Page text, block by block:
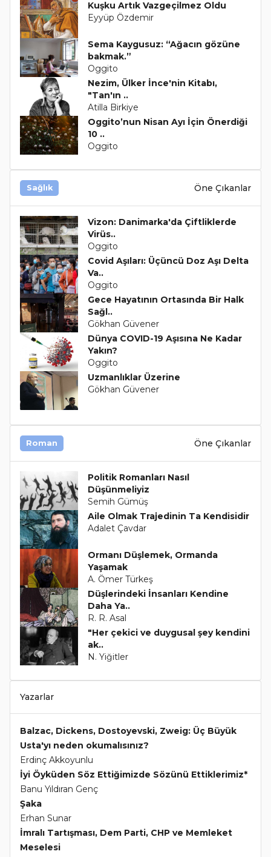
Kuşku Artık Vazgeçilmez Oldu
Eyyüp Özdemir
Sema Kaygusuz: “Ağacın gözüne
bakmak.”
Oggito
Nezim, Ülker İnce'nin Kitabı,
"Tan'ın ..
Atilla Birkiye
Oggito’nun Nisan Ayı İçin Önerdiği
10 ..
Oggito
Sağlık Öne Çıkanlar
Vizon: Danimarka'da Çiftliklerde
Virüs..
Oggito
Covid Aşıları: Üçüncü Doz Aşı Delta
Va..
Oggito
Gece Hayatının Ortasında Bir Halk
Sağl..
Gökhan Güvener
Dünya COVID-19 Aşısına Ne Kadar
Yakın?
Oggito
Uzmanlıklar Üzerine
Gökhan Güvener
Roman Öne Çıkanlar
Politik Romanları Nasıl
Düşünmeliyiz
Semih Gümüş
Aile Olmak Trajedinin Ta Kendisidir
Adalet Çavdar
Ormanı Düşlemek, Ormanda
Yaşamak
A. Ömer Türkeş
Düşlerindeki İnsanları Kendine
Daha Ya..
R. R. Asal
"Her çekici ve duygusal şey kendini
ak..
N. Yiğitler
Yazarlar
Balzac, Dickens, Dostoyevski, Zweig: Üç Büyük
Usta'yı neden okumalısınız?
Erdinç Akkoyunlu
İyi Öyküden Söz Ettiğimizde Sözünü Ettiklerimiz*
Banu Yıldıran Genç
Şaka
Erhan Sunar
İmralı Tartışması, Dem Parti, CHP ve Memleket
Meselesi